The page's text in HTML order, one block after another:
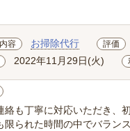
容 お掃除代行 評価
2022年11月29日(火)
絡も丁寧に対応いただき、
限られた時間の中でバラン